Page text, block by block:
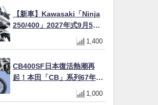
【新車】Kawasaki「Ninja
250/400」2027年式9月5日
日本發售！新塗裝登場×價格
不變×輔助滑動式離合器
1,400
CB400SF日本復活熱潮再
起！本田「CB」系列67年傳
奇解密 與CBR差異一次搞懂
1,000